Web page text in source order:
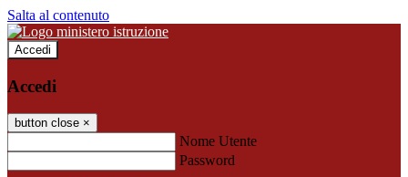
Salta al contenuto
Accedi
Accedi
button close ×
Nome Utente
Password